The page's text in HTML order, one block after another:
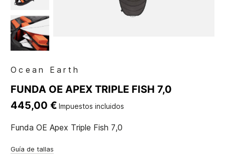
Ocean Earth
FUNDA OE APEX TRIPLE FISH 7,0
445,00 € Impuestos incluidos
Funda OE Apex Triple Fish 7,0
Guía de tallas